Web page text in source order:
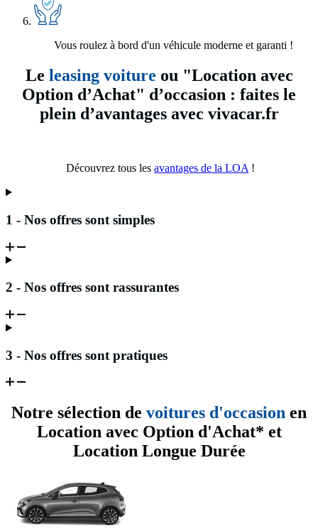
Vous roulez à bord d'un véhicule moderne et garanti !
Le leasing voiture ou "Location avec
Option d’Achat" d’occasion : faites le
plein d’avantages avec vivacar.fr
Découvrez tous les avantages de la LOA !
1 - Nos offres sont simples
2 - Nos offres sont rassurantes
3 - Nos offres sont pratiques
Notre sélection de voitures d'occasion en
Location avec Option d'Achat* et
Location Longue Durée